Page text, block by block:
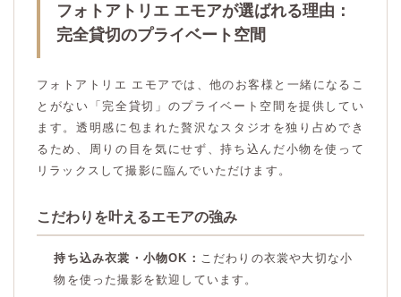
フォトアトリエ エモアが選ばれる理由：
完全貸切のプライベート空間
フォトアトリエ エモアでは、他のお客様と一緒になるこ
とがない「完全貸切」のプライベート空間を提供してい
ます。透明感に包まれた贅沢なスタジオを独り占めでき
るため、周りの目を気にせず、持ち込んだ小物を使って
リラックスして撮影に臨んでいただけます。
こだわりを叶えるエモアの強み
持ち込み衣裳・小物OK： こだわりの衣裳や大切な小
物を使った撮影を歓迎しています。